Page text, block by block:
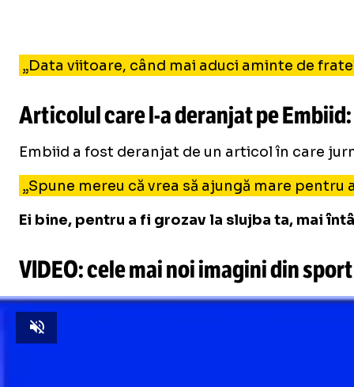
„Data viitoare, când mai aduci aminte de
Articolul carel-aderanjat pe
Embiid a fost deranjat de un articol în care
„Spune mereu că vrea să ajungă mare
Ei bine, pentru a fi grozav la slujba ta, mai
VIDEO: cele mai noi imagini din sport
Unmute